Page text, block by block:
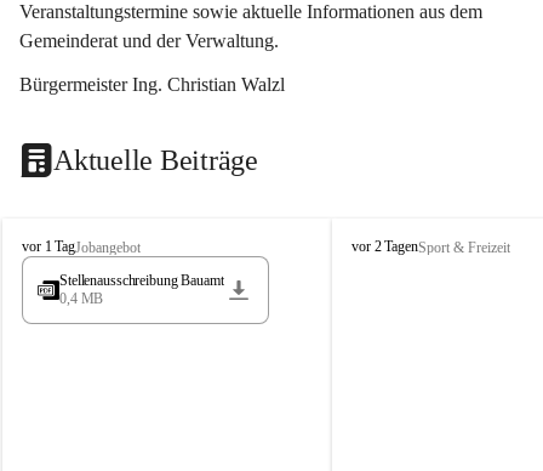
Veranstaltungstermine sowie aktuelle Informationen aus dem
Gemeinderat und der Verwaltung.
Bürgermeister Ing. Christian Walzl
Aktuelle Beiträge
S
t
s
vor 1 TagJobangebot
Stellenausschreibung Bauamt
0,4 MB
S
vor 2 TagenSport & Freizeit